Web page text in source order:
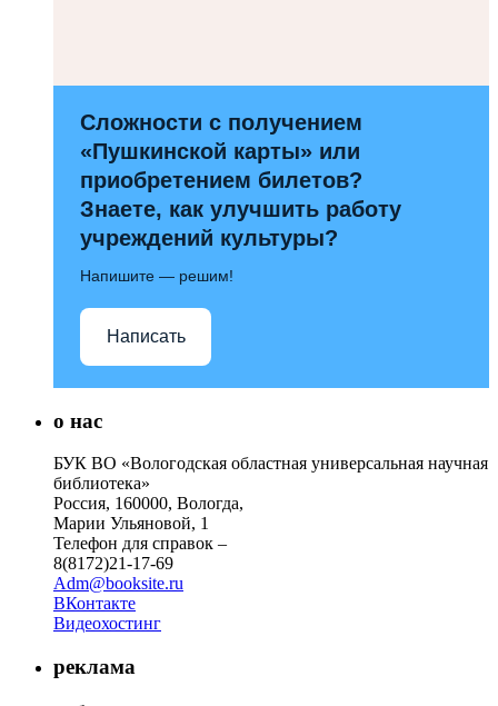
Сложности с получением
«Пушкинской карты» или
приобретением билетов?
Знаете, как улучшить работу
учреждений культуры?
Напишите — решим!
Написать
о нас
БУК ВО «Вологодская областная универсальная научная
библиотека»
Россия, 160000, Вологда,
Марии Ульяновой, 1
Телефон для справок –
8(8172)21-17-69
Adm@booksite.ru
ВКонтакте
Видеохостинг
реклама